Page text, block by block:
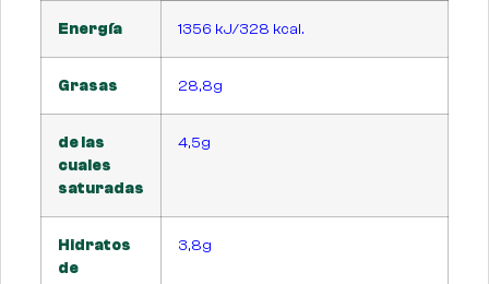
Energía 1356 kJ/328 kcal.
Grasas 28,8g
de las
cuales
saturadas
4,5g
Hidratos
de
3,8g